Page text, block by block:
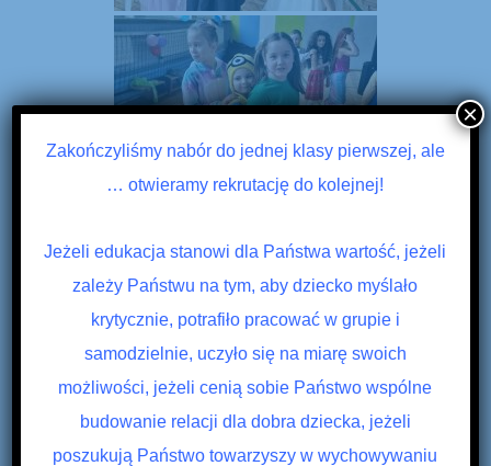
Zakończyliśmy nabór do jednej klasy pierwszej, ale
… otwieramy rekrutację do kolejnej!
Jeżeli edukacja stanowi dla Państwa wartość, jeżeli
zależy Państwu na tym, aby dziecko myślało
krytycznie, potrafiło pracować w grupie i
samodzielnie, uczyło się na miarę swoich
możliwości, jeżeli cenią sobie Państwo wspólne
budowanie relacji dla dobra dziecka, jeżeli
poszukują Państwo towarzyszy w wychowywaniu
×